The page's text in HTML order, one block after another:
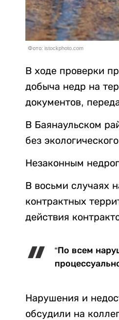
Фото: istockphoto.com
В ходе проверки
добыча недр на
документов,
В Баянаульском
без
Незаконным
В восьми случаях
контрактных
действия
“По всем
Нарушения и
обсудили на